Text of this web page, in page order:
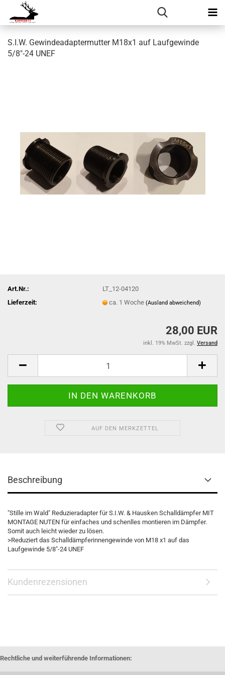
S.I.W. Gewindeadaptermutter M18x1 auf Laufgewinde
5/8"-24 UNEF
Art.Nr.:
LT_12-04120
Lieferzeit:
ca. 1 Woche(Ausland abweichend)
28,00 EUR
inkl. 19% MwSt. zzgl. Versand
AUF DEN MERKZETTEL
Beschreibung
"Stille im Wald" Reduzieradapter für S.I.W. & Hausken Schalldämpfer MIT
MONTAGE NUTEN für einfaches und schenlles montieren im Dämpfer.
Somit auch leicht wieder zu lösen.
>Reduziert das Schalldämpferinnengewinde von M18 x1 auf das
Laufgewinde 5/8"-24 UNEF
Kundenrezensionen
Rechtliche und weiterführende Informationen: